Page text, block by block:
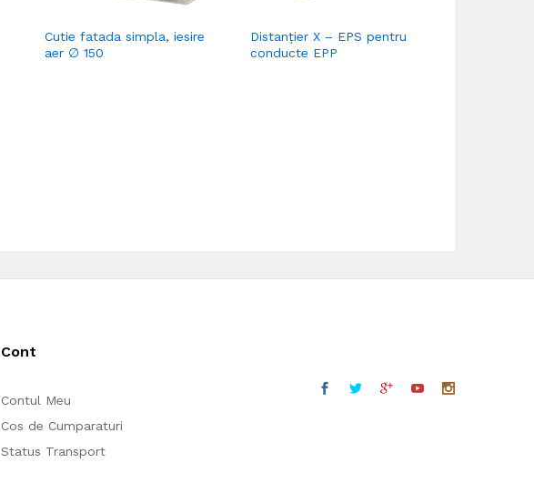
Cutie fatada simpla, iesire
aer ∅ 150
Distanțier X – EPS pentru
conducte EPP
Cont
Contul Meu
Cos de Cumparaturi
Status Transport